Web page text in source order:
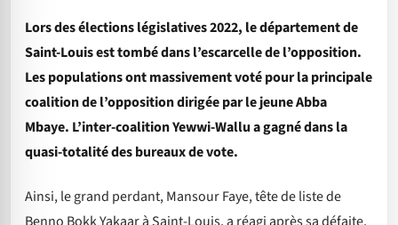
Lors des élections législatives 2022, le département de
Saint-Louis est tombé dans l’escarcelle de l’opposition.
Les populations ont massivement voté pour la principale
coalition de l’opposition dirigée par le jeune Abba
Mbaye. L’inter-coalition Yewwi-Wallu a gagné dans la
quasi-totalité des bureaux de vote.
Ainsi, le grand perdant, Mansour Faye, tête de liste de